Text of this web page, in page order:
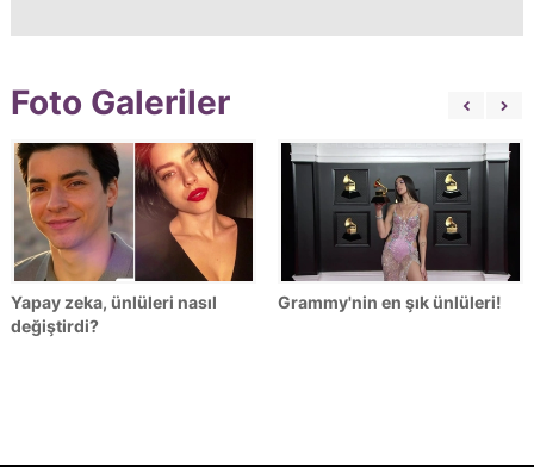
Foto Galeriler
Yapay zeka, ünlüleri nasıl
değiştirdi?
Grammy'nin en şık ünlüleri!